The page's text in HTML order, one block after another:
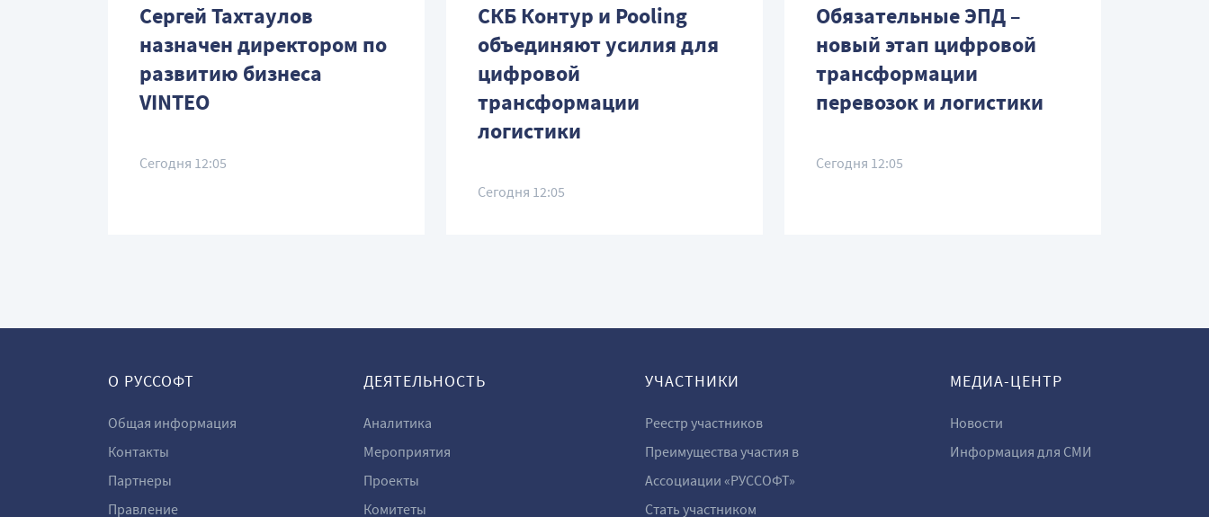
Сергей Тахтаулов
назначен директором по
развитию бизнеса
VINTEO
Сегодня 12:05
СКБ Контур и Pooling
объединяют усилия для
цифровой
трансформации
логистики
Сегодня 12:05
Обязательные ЭПД –
новый этап цифровой
трансформации
перевозок и логистики
Сегодня 12:05
О РУССОФТ
Общая информация
Контакты
Партнеры
Правление
ДЕЯТЕЛЬНОСТЬ
Аналитика
Мероприятия
Проекты
Комитеты
УЧАСТНИКИ
Реестр участников
Преимущества участия в
Ассоциации «РУССОФТ»
Стать участником
МЕДИА-ЦЕНТР
Новости
Информация для СМИ